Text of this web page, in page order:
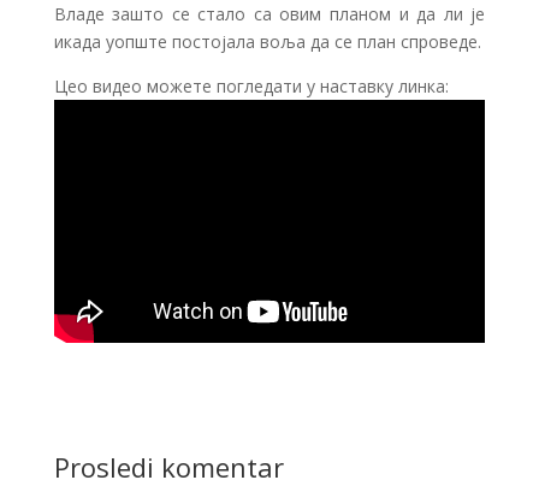
Владе зашто се стало са овим планом и да ли је
икада уопште постојала воља да се план спроведе.
Цео видео можете погледати у наставку линка:
Prosledi komentar